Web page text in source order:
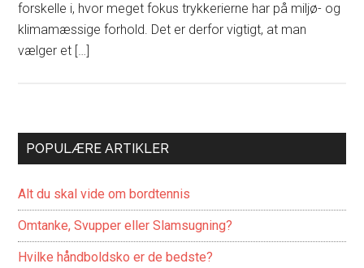
forskelle i, hvor meget fokus trykkerierne har på miljø- og
klimamæssige forhold. Det er derfor vigtigt, at man
vælger et […]
POPULÆRE ARTIKLER
Alt du skal vide om bordtennis
Omtanke, Svupper eller Slamsugning?
Hvilke håndboldsko er de bedste?